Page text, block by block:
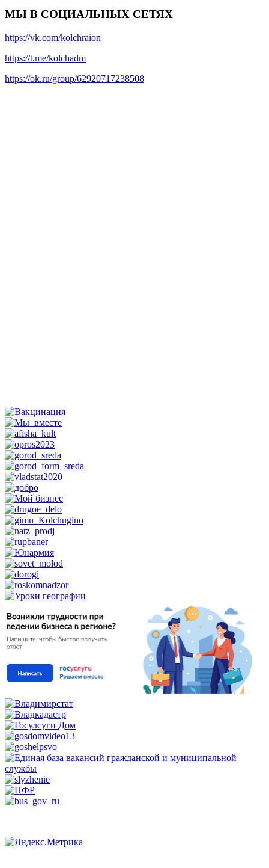
МЫ В СОЦИАЛЬНЫХ СЕТЯХ
https://vk.com/kolchraion
https://t.me/kolchadm
https://ok.ru/group/62920717238508